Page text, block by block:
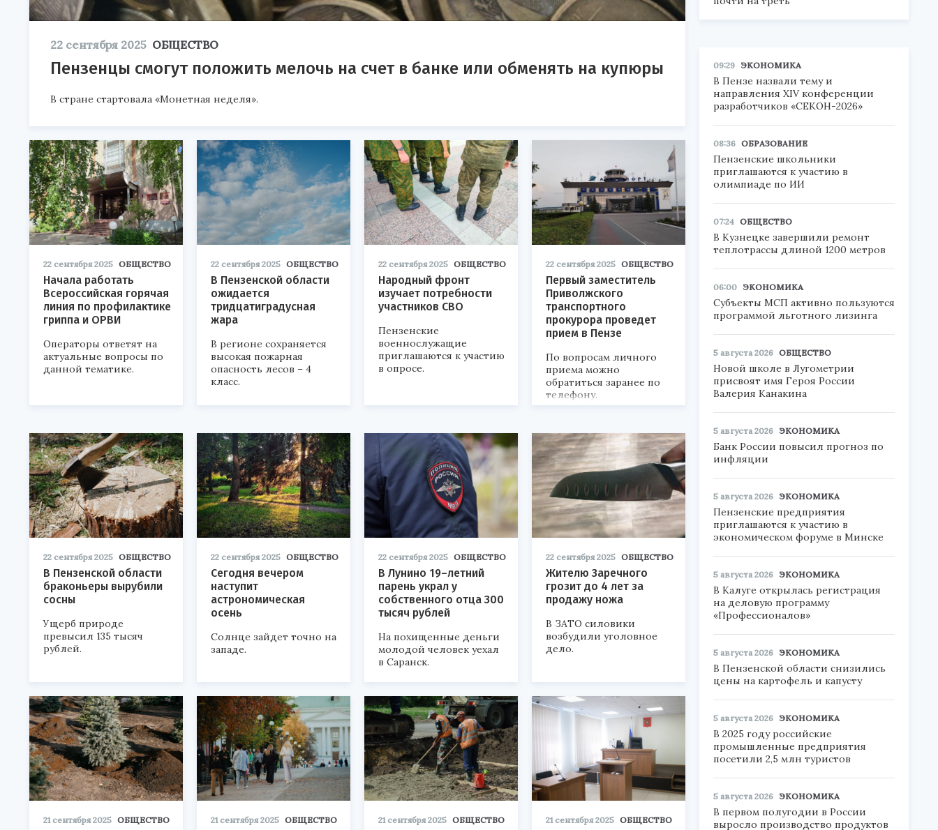
22 сентября 2025 ОБЩЕСТВО
Пензенцы смогут положить мелочь на счет в банке или обменять на купюры
В стране стартовала «Монетная неделя».
22 сентября 2025 ОБЩЕСТВО
Начала работать
Всероссийская горячая
линия по профилактике
гриппа и ОРВИ
Операторы ответят на
актуальные вопросы по
данной тематике.
22 сентября 2025 ОБЩЕСТВО
В Пензенской области
ожидается
тридцатиградусная
жара
В регионе сохраняется
высокая пожарная
опасность лесов – 4
класс.
22 сентября 2025 ОБЩЕСТВО
Народный фронт
изучает потребности
участников СВО
Пензенские
военнослужащие
приглашаются к участию
в опросе.
22 сентября 2025 ОБЩЕСТВО
Первый заместитель
Приволжского
транспортного
прокурора проведет
прием в Пензе
По вопросам личного
приема можно
обратиться заранее по
телефону.
22 сентября 2025 ОБЩЕСТВО
В Пензенской области
браконьеры вырубили
сосны
Ущерб природе
превысил 135 тысяч
рублей.
22 сентября 2025 ОБЩЕСТВО
Сегодня вечером
наступит
астрономическая
осень
Солнце зайдет точно на
западе.
22 сентября 2025 ОБЩЕСТВО
В Лунино 19–летний
парень украл у
собственного отца 300
тысяч рублей
На похищенные деньги
молодой человек уехал
в Саранск.
22 сентября 2025 ОБЩЕСТВО
Жителю Заречного
грозит до 4 лет за
продажу ножа
В ЗАТО силовики
возбудили уголовное
дело.
21 сентября 2025 ОБЩЕСТВО 21 сентября 2025 ОБЩЕСТВО 21 сентября 2025 ОБЩЕСТВО 21 сентября 2025 ОБЩЕСТВО
09:29 ЭКОНОМИКА
В Пензе назвали тему и
направления XIV конференции
разработчиков «СЕКОН-2026»
08:36 ОБРАЗОВАНИЕ
Пензенские школьники
приглашаются к участию в
олимпиаде по ИИ
07:24 ОБЩЕСТВО
В Кузнецке завершили ремонт
теплотрассы длиной 1200 метров
06:00 ЭКОНОМИКА
Субъекты МСП активно пользуются
программой льготного лизинга
5 августа 2026 ОБЩЕСТВО
Новой школе в Лугометрии
присвоят имя Героя России
Валерия Канакина
5 августа 2026 ЭКОНОМИКА
Банк России повысил прогноз по
инфляции
5 августа 2026 ЭКОНОМИКА
Пензенские предприятия
приглашаются к участию в
экономическом форуме в Минске
5 августа 2026 ЭКОНОМИКА
В Калуге открылась регистрация
на деловую программу
«Профессионалов»
5 августа 2026 ЭКОНОМИКА
В Пензенской области снизились
цены на картофель и капусту
5 августа 2026 ЭКОНОМИКА
В 2025 году российские
промышленные предприятия
посетили 2,5 млн туристов
5 августа 2026 ЭКОНОМИКА
В первом полугодии в России
выросло производство продуктов